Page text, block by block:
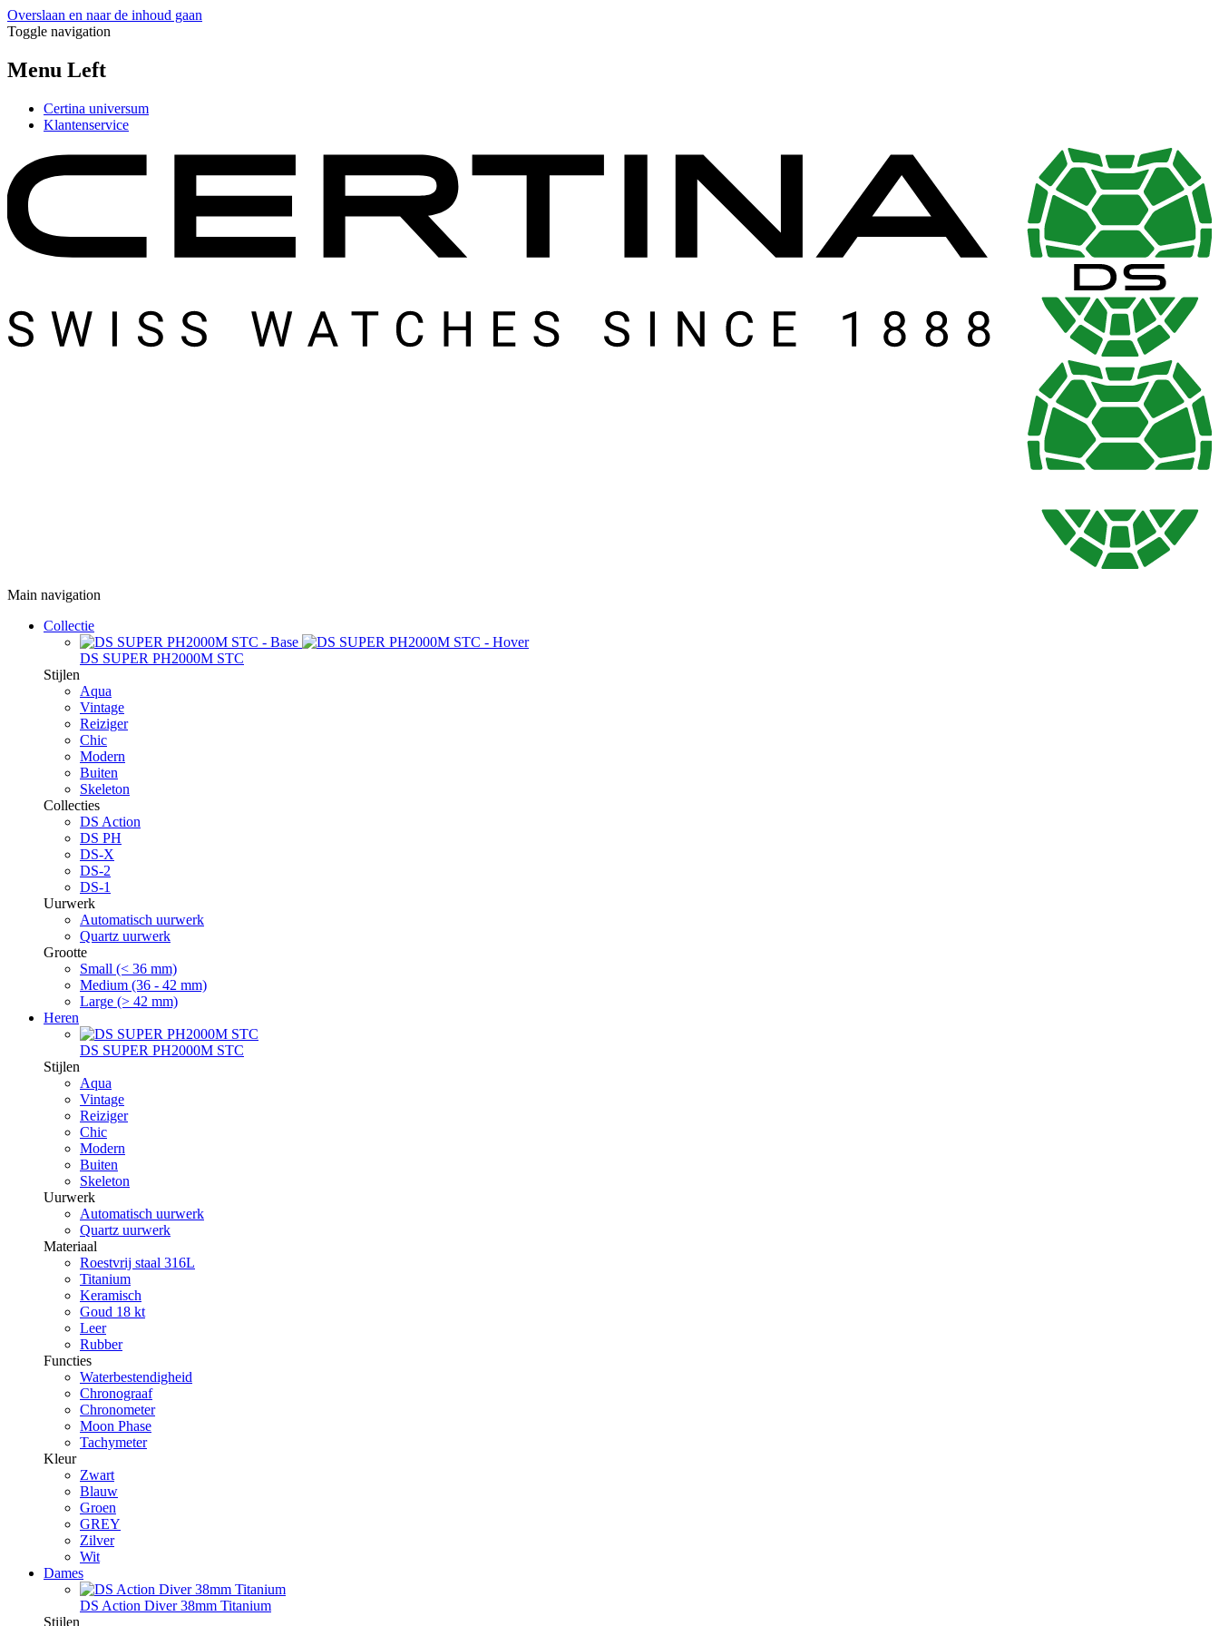
Overslaan en naar de inhoud gaan
Toggle navigation
Menu Left
Certina universum
Klantenservice
Main navigation
Collectie
DS SUPER PH2000M STC
Stijlen
Aqua
Vintage
Reiziger
Chic
Modern
Buiten
Skeleton
Collecties
DS Action
DS PH
DS-X
DS-2
DS-1
Uurwerk
Automatisch uurwerk
Quartz uurwerk
Grootte
Small (< 36 mm)
Medium (36 - 42 mm)
Large (> 42 mm)
Heren
DS SUPER PH2000M STC
Stijlen
Aqua
Vintage
Reiziger
Chic
Modern
Buiten
Skeleton
Uurwerk
Automatisch uurwerk
Quartz uurwerk
Materiaal
Roestvrij staal 316L
Titanium
Keramisch
Goud 18 kt
Leer
Rubber
Functies
Waterbestendigheid
Chronograaf
Chronometer
Moon Phase
Tachymeter
Kleur
Zwart
Blauw
Groen
GREY
Zilver
Wit
Dames
DS Action Diver 38mm Titanium
Stijlen